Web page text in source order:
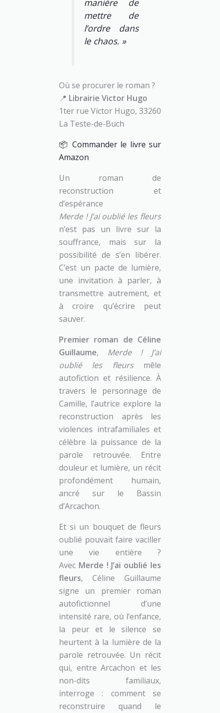
manière de
mettre de
l’ordre dans
le chaos. »
Où se procurer le roman ?
📍 Librairie Victor Hugo
1ter rue Victor Hugo, 33260
La Teste-de-Buch
📦 Commander le livre sur
Amazon
Un roman de
reconstruction et
d’espérance
Merde ! J’ai oublié les fleurs
n’est pas un livre sur la
souffrance, mais sur la
possibilité de s’en libérer.
C’est un pacte de lumière,
une invitation à parler, à
transmettre autrement, et
à croire qu’écrire peut
sauver.
Premier roman de Céline
Guillaume, Merde ! J’ai
oublié les fleursmêle
autofiction et résilience. À
travers le personnage de
Camille, l’autrice explore la
reconstruction après les
violences intrafamiliales et
célèbre la puissance de la
parole retrouvée. Entre
douleur et lumière, un récit
profondément humain,
ancré sur le Bassin
d’Arcachon.
Et si un bouquet de fleurs
oublié pouvait faire vaciller
une vie entière ?
Avec Merde ! J’ai oublié les
fleurs, Céline Guillaume
signe un premier roman
autofictionnel d’une
intensité rare, où l’enfance,
la peur et le silence se
heurtent à la lumière de la
parole retrouvée. Un récit
qui, entre Arcachon et les
non-dits familiaux,
interroge : comment se
reconstruire quand le